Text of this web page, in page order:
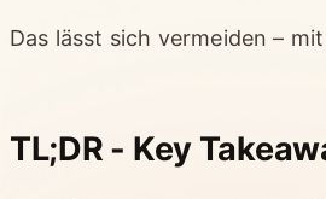
Das lässt sich vermeiden –
TL;DR - Key